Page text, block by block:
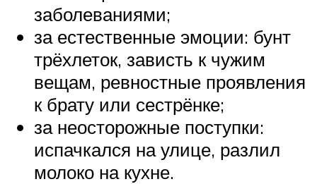
заболеваниями;
за естественные эмоции: бунт
трёхлеток, зависть к чужим
вещам, ревностные проявления
к брату или сестрёнке;
за неосторожные поступки:
испачкался на улице, разлил
молоко на кухне.